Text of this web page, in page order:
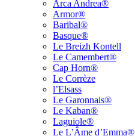
Arca Andrea®
Armor®
Baribal®
Basque®
Le Breizh Kontell
Le Camembert®
Cap Horn®
Le Corrèze
l’Elsass
Le Garonnais®
Le Kaban®
Laguiole®
Le L’Âme d’Emma®